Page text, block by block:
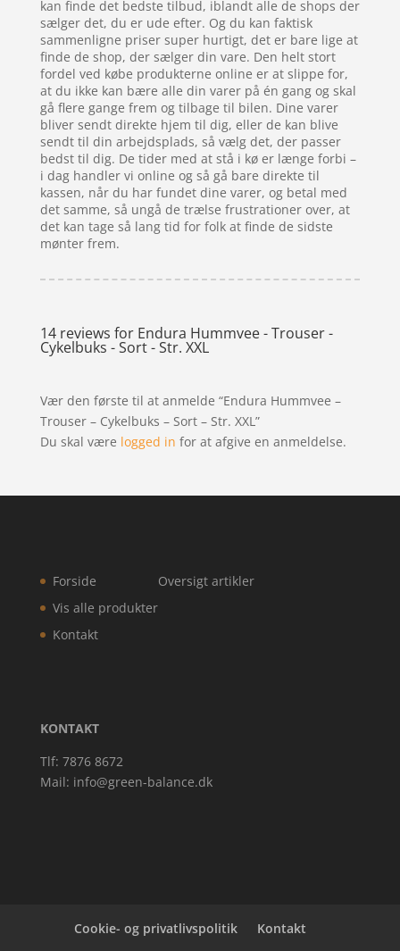
kan finde det bedste tilbud, iblandt alle de shops der
sælger det, du er ude efter. Og du kan faktisk
sammenligne priser super hurtigt, det er bare lige at
finde de shop, der sælger din vare. Den helt stort
fordel ved købe produkterne online er at slippe for,
at du ikke kan bære alle din varer på én gang og skal
gå flere gange frem og tilbage til bilen. Dine varer
bliver sendt direkte hjem til dig, eller de kan blive
sendt til din arbejdsplads, så vælg det, der passer
bedst til dig. De tider med at stå i kø er længe forbi –
i dag handler vi online og så gå bare direkte til
kassen, når du har fundet dine varer, og betal med
det samme, så ungå de trælse frustrationer over, at
det kan tage så lang tid for folk at finde de sidste
mønter frem.
14 reviews for Endura Hummvee - Trouser -
Cykelbuks - Sort - Str. XXL
Vær den første til at anmelde “Endura Hummvee –
Trouser – Cykelbuks – Sort – Str. XXL”
Du skal være logged in for at afgive en anmeldelse.
Forside
Vis alle produkter
Kontakt
Oversigt artikler
KONTAKT
Tlf: 7876 8672
Mail: info@green-balance.dk
Cookie- og privatlivspolitik Kontakt